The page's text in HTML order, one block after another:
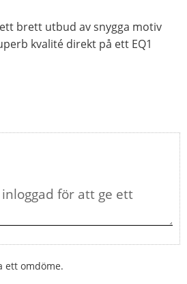
brett utbud av snygga motiv
kvalité direkt på ett EQ1
ett omdöme.